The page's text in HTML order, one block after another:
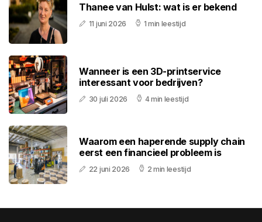
Thanee van Hulst: wat is er bekend
11 juni 2026 1 min leestijd
Wanneer is een 3D-printservice
interessant voor bedrijven?
30 juli 2026 4 min leestijd
Waarom een haperende supply chain
eerst een financieel probleem is
22 juni 2026 2 min leestijd